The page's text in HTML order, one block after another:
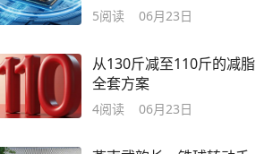
5阅读 06月23日
从130斤减至110斤的减脂
全套方案
4阅读 06月23日